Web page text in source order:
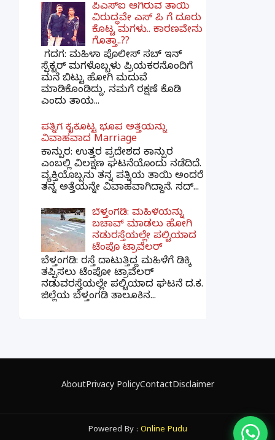
ಪಿಎಸ್​ಐ ಆಗಿರುವ ತಾಯಿ
ವಿರುದ್ಧವೇ ಎಸ್ ಪಿ ಗೆ ದೂರು
ಕೊಟ್ಟ ಮಗಳು.. ಕಾರಣವೇನು
ಗೊತ್ತಾ..??
ಗದಗ​: ಮಹಿಳಾ ಪೊಲೀಸ್​ ಸಬ್ ​ಇನ್​
ಸ್ಪೆಕ್ಟರ್​ ಮಗಳೊಬ್ಬಳು ಪ್ರಿಯಕರನೊಂದಿಗೆ
ಮನೆ ಬಿಟ್ಟು ಹೋಗಿ ಮದುವೆ
ಮಾಡಿಕೊಂಡಿದ್ದು, ನಮಗೆ ರಕ್ಷಣೆ ಕೊಡಿ
ಎಂದು ತಾಯ...
ಪತ್ನಿಗೆ ಕೈಕೊಟ್ಟ ಭೂಪ ಅತ್ತೆಯನ್ನು
ವಿವಾಹವಾದ Marriage
ಕಾನ್ಪುರ: ಉತ್ತರ ಪ್ರದೇಶದ ಕಾನ್ಪುರ
ಎಂಬಲ್ಲಿ ವಿಲಕ್ಷಣ ಘಟನೆಯೊಂದು ನಡೆದಿದೆ.
ವ್ಯಕ್ತಿಯೊಬ್ಬನು ತನ್ನ ಪತ್ನಿಯ ತಾಯಿ ಅಂದರೆ
ತನ್ನ ಅತ್ತೆಯನ್ನೇ ವಿವಾಹವಾಗಿದ್ದಾನೆ. ಸದ್...
ಬೆಳ್ತಂಗಡಿ: ಮಹಿಳೆಯನ್ನು
ಬಚಾವ್ ಮಾಡಲು ಹೋಗಿ
ನಡುರಸ್ತೆಯಲ್ಲೇ ಪಲ್ಟಿಯಾದ
ಟೆಂಪೊ ಟ್ರಾವೆಲರ್
ಬೆಳ್ತಂಗಡಿ: ರಸ್ತೆ ದಾಟುತ್ತಿದ್ದ ಮಹಿಳೆಗೆ ಡಿಕ್ಕಿ
ತಪ್ಪಿಸಲು ಟೆಂಪೋ ಟ್ರಾವೆಲರ್
ನಡುವರಸ್ತೆಯಲ್ಲೇ ಪಲ್ಟಿಯಾದ ಘಟನೆ ದ.ಕ.
ಜಿಲ್ಲೆಯ ಬೆಳ್ತಂಗಡಿ ತಾಲೂಕಿನ...
AboutPrivacy PolicyContactDisclaimer
Powered By : Online Pudu
×
📢 ನಮ್ಮ WhatsApp ಗ್ರೂಪ್‌ಗೆ ಸೇರಿ — ತಕ್ಷಣದ